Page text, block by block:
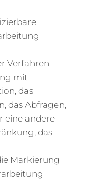
Verfahren
mit
das
das Abfragen,
eine andere
das
Markierung